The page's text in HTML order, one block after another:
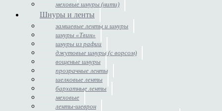
меховые шнуры (нити)
Шнуры и ленты
замшевые ленты и шнуры
шнуры «Твин»
шнуры из рафии
джутовые шнуры (с ворсом)
вощеные шнуры
прозрачные ленты
шелковые ленты
бархатные ленты
меховые
ленты-шеврон